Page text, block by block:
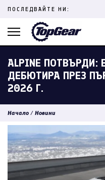
Skip
content
ПОСЛЕДВАЙТЕ НИ:
ALPINE ПОТВЪРДИ:
ДЕБЮТИРА ПРЕЗ
2026 Г.
Начало / Новини